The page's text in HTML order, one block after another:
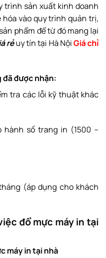
trình sản xuất kinh doanh
vào quy trình quản trị,
phẩm để từ đó mang lại
rẻuy tín tại Hà NộiGiá chỉ
được nhận:
tra các lỗi kỹ thuật khác
hành số trang in (1500 –
(áp dụng cho khách
đổ mực máy in tại